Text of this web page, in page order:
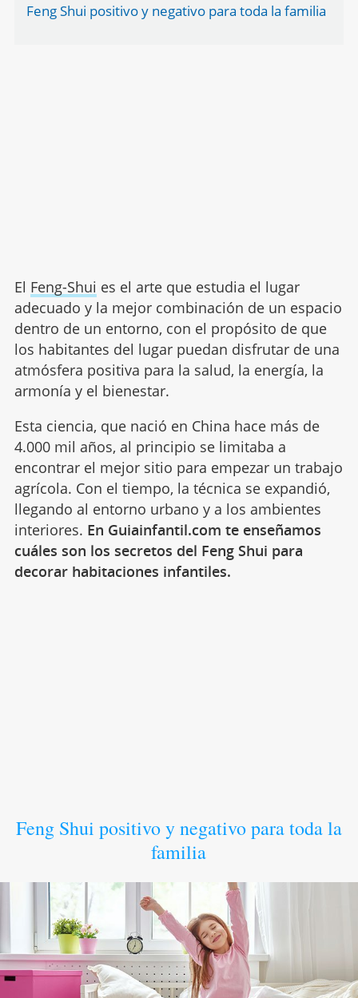
Feng Shui positivo y negativo para toda la familia
El Feng-Shui es el arte que estudia el lugar
adecuado y la mejor combinación de un espacio
dentro de un entorno, con el propósito de que
los habitantes del lugar puedan disfrutar de una
atmósfera positiva para la salud, la energía, la
armonía y el bienestar.
Esta ciencia, que nació en China hace más de
4.000 mil años, al principio se limitaba a
encontrar el mejor sitio para empezar un trabajo
agrícola. Con el tiempo, la técnica se expandió,
llegando al entorno urbano y a los ambientes
interiores. En Guiainfantil.com te enseñamos
cuáles son los secretos del Feng Shui para
decorar habitaciones infantiles.
Feng Shui positivo y negativo para toda la
familia